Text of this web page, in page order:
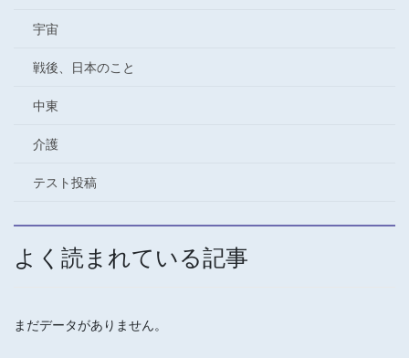
宇宙
戦後、日本のこと
中東
介護
テスト投稿
よく読まれている記事
まだデータがありません。